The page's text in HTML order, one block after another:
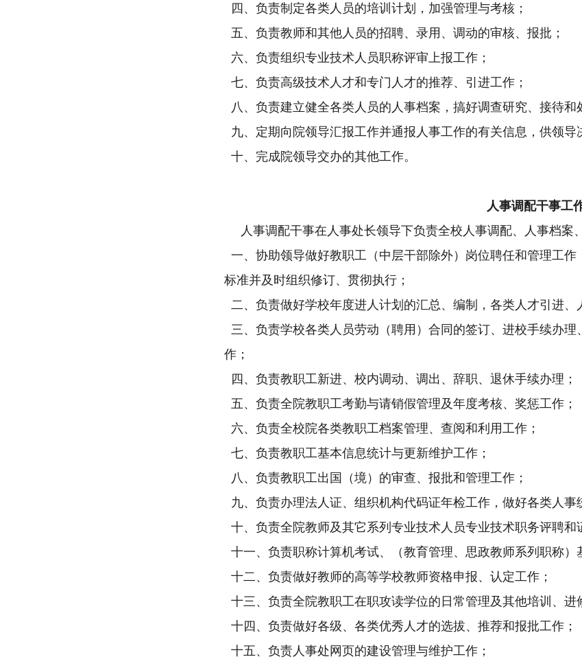
四、负责制定各类人员的培训计划，加强管理与考核；
五、负责教师和其他人员的招聘、录用、调动的审核、报批；
六、负责组织专业技术人员职称评审上报工作；
七、负责高级技术人才和专门人才的推荐、引进工作；
八、负责建立健全各类人员的人事档案，搞好调查研究、接待和
九、定期向院领导汇报工作并通报人事工作的有关信息，供领导
十、完成院领导交办的其他工作。
人事调配干事工
人事调配干事在人事处长领导下负责全校人事调配、人事档案
一、协助领导做好教职工（中层干部除外）岗位聘任和管理工作
标准并及时组织修订、贯彻执行；
二、负责做好学校年度进人计划的汇总、编制， 各类人才引进、
三、负责学校各类人员劳动（聘用）合同的签订、进校手续办
作；
四、负责教职工新进、校内调动、调出、辞职、退休手续办理；
五、负责全院教职工考勤与请销假管理及年度考核、奖惩工作；
六、负责全校院各类教职工档案管理、 查阅和利用工作；
七、负责教职工基本信息统计与更新维护工作；
八、负责教职工出国（境）的审查、报批和管理工作；
九、负责办理法人证、组织机构代码证年检工作，做好各类人事
十、负责全院教师及其它系列专业技术人员专业技术职务评聘和
十一、负责职称计算机考试、（教育管理、思政教师系列职称）
十二、负责做好教师的高等学校教师资格申报、认定工作；
十三、负责全院教职工在职攻读学位的日常管理及其他培训、进
十四、负责做好各级、各类优秀人才的选拔、推荐和报批工作；
十五、负责人事处网页的建设管理与维护工作；